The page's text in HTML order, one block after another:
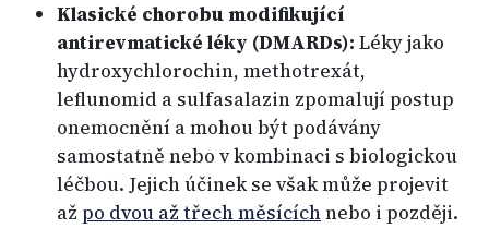
Klasické chorobu modifikující
antirevmatické léky (DMARDs): Léky jako
hydroxychlorochin, methotrexát,
leflunomid a sulfasalazin zpomalují postup
onemocnění a mohou být podávány
samostatně nebo v kombinaci s biologickou
léčbou. Jejich účinek se však může projevit
až po dvou až třech měsícíchnebo i později.